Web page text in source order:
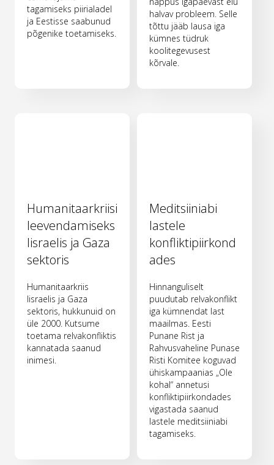
tagamiseks piirialadel
ja Eestisse saabunud
põgenike toetamiseks.
halvav probleem. Selle
tõttu jääb lausa iga
kümnes tüdruk
koolitegevusest
kõrvale.
Humanitaarkriisi
leevendamiseks
Iisraelis ja Gaza
sektoris
Humanitaarkriis
Iisraelis ja Gaza
sektoris, hukkunuid on
üle 2000. Kutsume
toetama relvakonfliktis
kannatada saanud
inimesi.
Meditsiiniabi
lastele
konfliktipiirkond
ades
Hinnanguliselt
puudutab relvakonflikt
iga kümnendat last
maailmas. Eesti
Punane Rist ja
Rahvusvaheline Punase
Risti Komitee koguvad
ühiskampaanias „Ole
kohal“ annetusi
konfliktipiirkondades
vigastada saanud
lastele meditsiiniabi
tagamiseks.